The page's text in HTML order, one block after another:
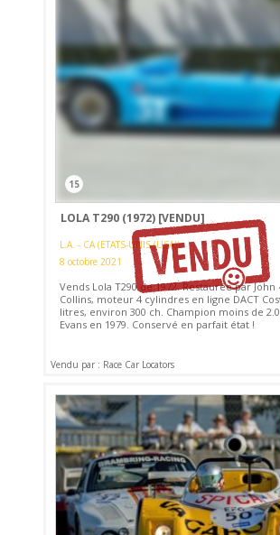
15
LOLA T290 (1972) [VENDU]
L.A. - CA (ETATS-UNIS (USA))
8 octobre 2021
Vends Lola T290 de 1972. Restaurée par John
Collins, moteur 4 cylindres en ligne DACT
litres, environ 300 ch. Champion moins de
Evans en 1979. Conservé en parfait état !
Vendu par : Race Car Locators